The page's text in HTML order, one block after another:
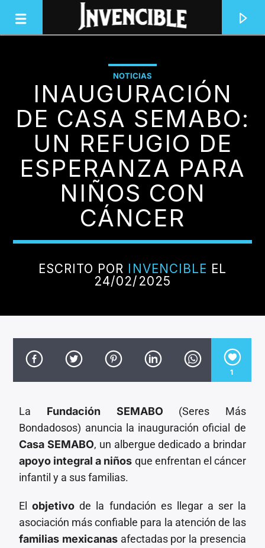
INVENCIBLE RADIO
JUNTOS SOMOS INVENCIBLES
CANCIÓN ACTUAL
NOTICIAS
INAUGURACIÓN
DE CASA SEMABO:
UN REFUGIO DE
ESPERANZA PARA
NIÑOS CON
CÁNCER
ESCRITO POR INVENCIBLE EL
24/02/2025
1
La Fundación SEMABO (Seres Más
Bondadosos) anuncia la inauguración oficial de
Casa SEMABO, un albergue dedicado a brindar
apoyo integral a niños que enfrentan el cáncer
infantil y a sus familias.
Elobjetivo de la fundación es llegar a ser la
asociación más confiable para la atención de las
familias mexicanas afectadas por la presencia